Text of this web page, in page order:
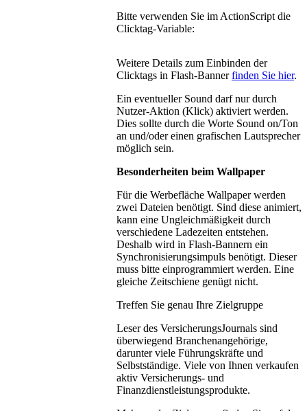
Bitte verwenden Sie im ActionScript die
Clicktag-Variable:
Weitere Details zum Einbinden der
Clicktags in Flash-Bannerfinden Sie hier.
Ein eventueller Sound darf nur durch
Nutzer-Aktion (Klick) aktiviert werden.
Dies sollte durch die Worte Sound on/Ton
an und/oder einen grafischen Lautsprecher
möglich sein.
Besonderheiten beim Wallpaper
Für die Werbefläche Wallpaper werden
zwei Dateien benötigt. Sind diese animiert,
kann eine Ungleichmäßigkeit durch
verschiedene Ladezeiten entstehen.
Deshalb wird in Flash-Bannern ein
Synchronisierungsimpuls benötigt. Dieser
muss bitte einprogrammiert werden. Eine
gleiche Zeitschiene genügt nicht.
Treffen Sie genau Ihre Zielgruppe
Leser des VersicherungsJournals sind
überwiegend Branchenangehörige,
darunter viele Führungskräfte und
Selbstständige. Viele von Ihnen verkaufen
aktiv Versicherungs- und
Finanzdienstleistungsprodukte.